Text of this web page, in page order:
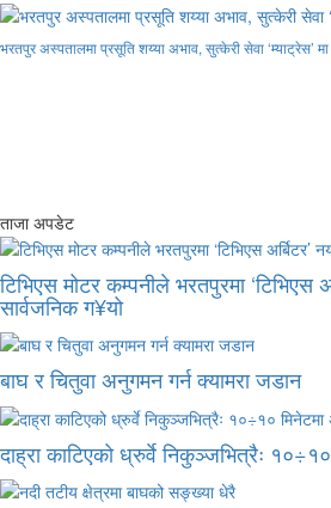
भरतपुर अस्पतालमा प्रसूति शय्या अभाव, सुत्केरी सेवा ‘म्याट्रेस’ मा
ताजा अपडेट
टिभिएस मोटर कम्पनीले भरतपुरमा ‘टिभिएस
सार्वजनिक ग¥यो
बाघ र चितुवा अनुगमन गर्न क्यामरा जडान
दाह्रा काटिएको ध्रुर्वे निकुञ्जभित्रैः